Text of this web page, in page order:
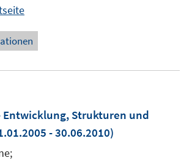
Strukturen und
- 30.06.2010)